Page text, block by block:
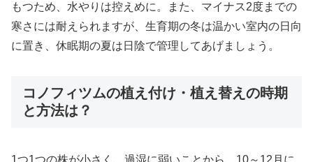
もつため、水やりは控えめに。また、マイナス2度までの
寒さには耐えられますが、生育期の冬は温かい室内の日向
に置き、休眠期の夏は日陰で管理してあげましょう。
コノフィツムの植え付け・植え替えの時期
と方法は？